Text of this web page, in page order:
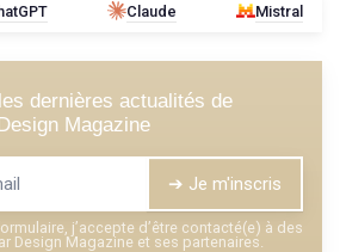
Claude Mistral
dernières actualités de
Magazine
➔ Je m'inscris
j’accepte d’être contacté(e) à des
Design Magazine et ses partenaires.